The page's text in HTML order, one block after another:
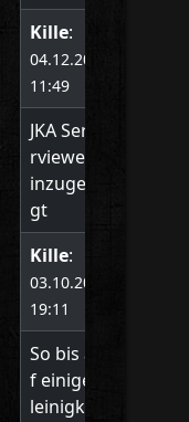
Kille:
04.12.2020
11:49
JKA Serve
rviewer h
inzugefü
gt
Kille:
03.10.2020
19:11
So bis au
f einige K
leinigkeit